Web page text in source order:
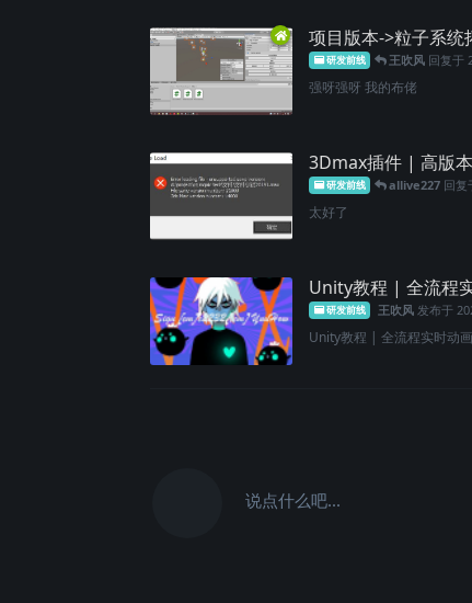
项目版本->粒子系
研发前线 王吹风 回复于
强呀强呀 我的布佬
3Dmax插件 | 高版
研发前线 allive227 回复
太好了
Unity教程 | 全流程
研发前线 王吹风 发布于
Unity教程 | 全流程实时动
说点什么吧...